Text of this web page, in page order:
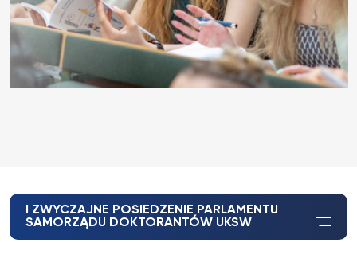
I ZWYCZAJNE POSIEDZENIE PARLAMENTU
SAMORZĄDU DOKTORANTÓW UKSW